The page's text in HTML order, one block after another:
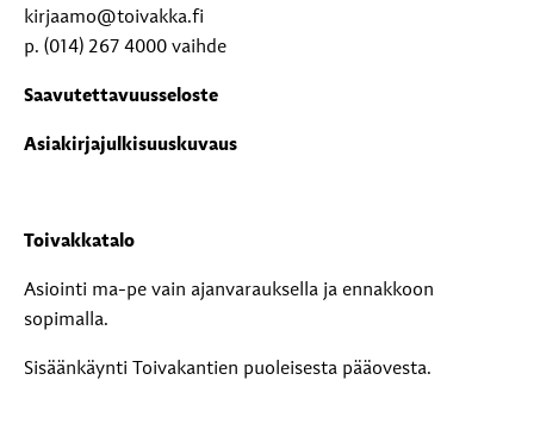
kirjaamo@toivakka.fi
p. (014) 267 4000 vaihde
Saavutettavuusseloste
Asiakirjajulkisuuskuvaus
Toivakkatalo
Asiointi ma-pe vain ajanvarauksella ja ennakkoon
sopimalla.
Sisäänkäynti Toivakantien puoleisesta pääovesta.